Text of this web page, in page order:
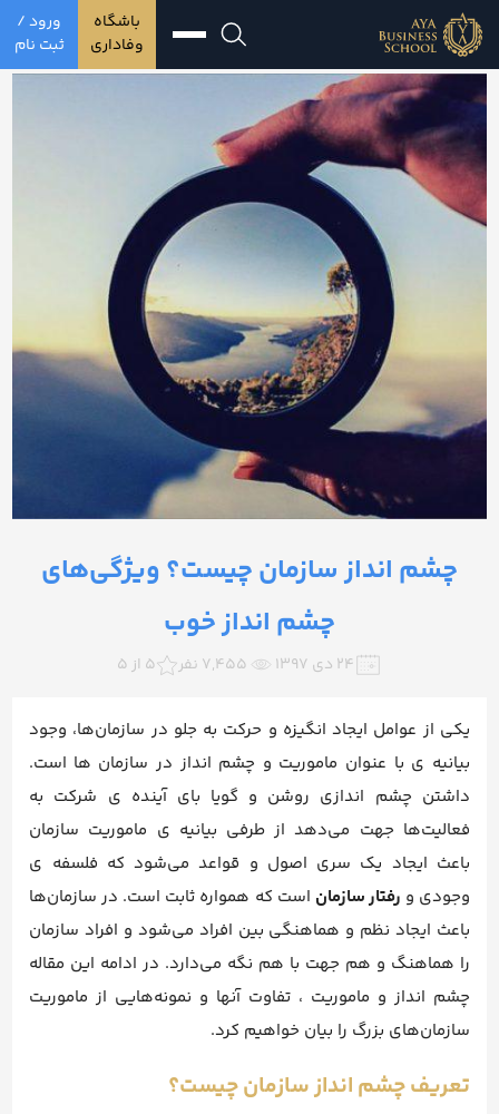
باشگاه
وفاداری
ورود /
ثبت نام
چشم انداز سازمان چیست؟ ویژگی‌های
چشم انداز خوب
۲۴ دی ۱۳۹۷ 7,455 نفر 5 از 5
یکی از عوامل ایجاد انگیزه و حرکت به جلو در سازمان‌ها، وجود
بیانیه ی با عنوان ماموریت و چشم انداز در سازمان ها است.
داشتن چشم اندازی روشن و گویا بای آینده ی شرکت به
فعالیت‌ها جهت می‌دهد از طرفی بیانیه ی ماموریت سازمان
باعث ایجاد یک سری اصول و قواعد می‌شود که فلسفه ی
وجودی و رفتار سازمان است که همواره ثابت است. در سازمان‌ها
باعث ایجاد نظم و هماهنگی بین افراد می‌شود و افراد سازمان
را هماهنگ و هم جهت با هم نگه می‌دارد. در ادامه این مقاله
چشم انداز و ماموریت ، تفاوت آنها و نمونه‌هایی از ماموریت
سازمان‌های بزرگ را بیان خواهیم کرد.
تعریف چشم انداز سازمان چیست؟